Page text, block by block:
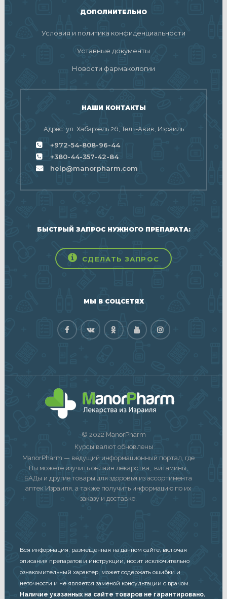
ДОПОЛНИТЕЛЬНО
Условия и политика конфиденциальности
Уставные документы
Новости фармакологии
НАШИ КОНТАКТЫ
Адрес: ул. Хабарзель 26, Тель-Авив, Израиль
+972-54-808-96-44
+380-44-357-42-84
help@manorpharm.com
БЫСТРЫЙ ЗАПРОС НУЖНОГО ПРЕПАРАТА:
СДЕЛАТЬ ЗАПРОС
МЫ В СОЦСЕТЯХ
© 2022 ManorPharm
Курсы валют обновлены
ManorPharm — ведущий информационный портал, где
Вы можете изучить онлайн лекарства, витамины,
БАДы и другие товары для здоровья из ассортимента
аптек Израиля, а также получить информацию по их
заказу и доставке.
Вся информация, размещенная на данном сайте, включая
описания препаратов и инструкции, носит исключительно
ознакомительный характер, может содержать ошибки и
неточности и не является заменой консультации с врачом.
Наличие указанных на сайте товаров не гарантировано.